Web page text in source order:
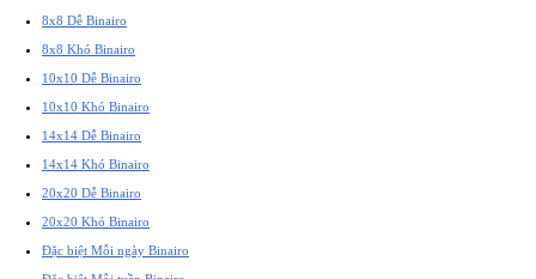
8x8 Dễ Binairo
8x8 Khó Binairo
10x10 Dễ Binairo
10x10 Khó Binairo
14x14 Dễ Binairo
14x14 Khó Binairo
20x20 Dễ Binairo
20x20 Khó Binairo
Đặc biệt Mỗi ngày Binairo